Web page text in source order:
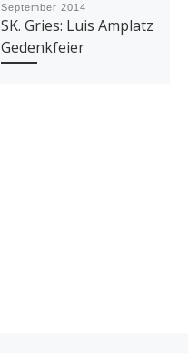
September 2014
SK. Gries: Luis Amplatz
Gedenkfeier